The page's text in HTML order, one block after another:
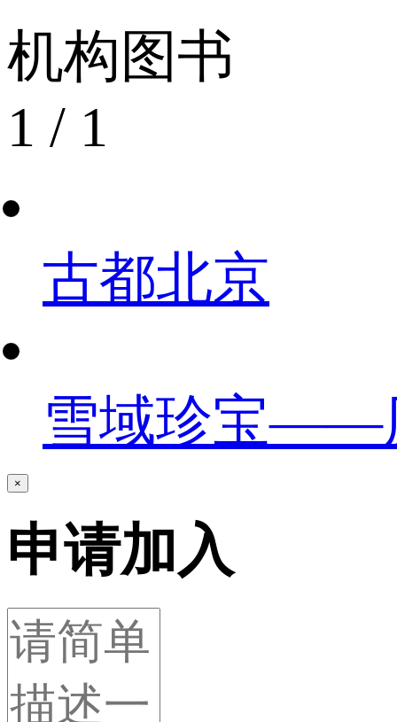
机构图书
1 / 1
古都北京
雪域珍宝——
×
申请加入